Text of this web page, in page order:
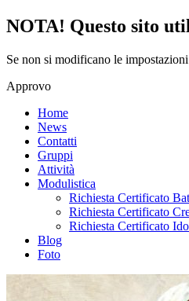
NOTA! Questo sito
Se non si modificano le
Approvo
Home
News
Contatti
Gruppi
Attività
Modulistica
Richiesta Certificato
Richiesta Certificato
Richiesta Certificato
Blog
Foto